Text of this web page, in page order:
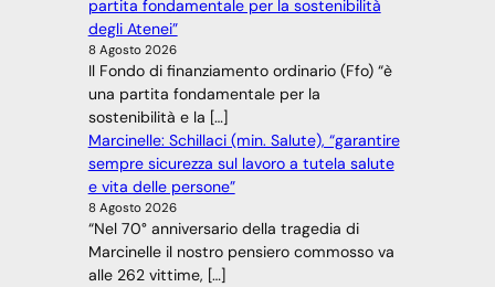
partita fondamentale per la sostenibilità
degli Atenei”
8 Agosto 2026
Il Fondo di finanziamento ordinario (Ffo) “è
una partita fondamentale per la
sostenibilità e la […]
Marcinelle: Schillaci (min. Salute), “garantire
sempre sicurezza sul lavoro a tutela salute
e vita delle persone”
8 Agosto 2026
“Nel 70° anniversario della tragedia di
Marcinelle il nostro pensiero commosso va
alle 262 vittime, […]